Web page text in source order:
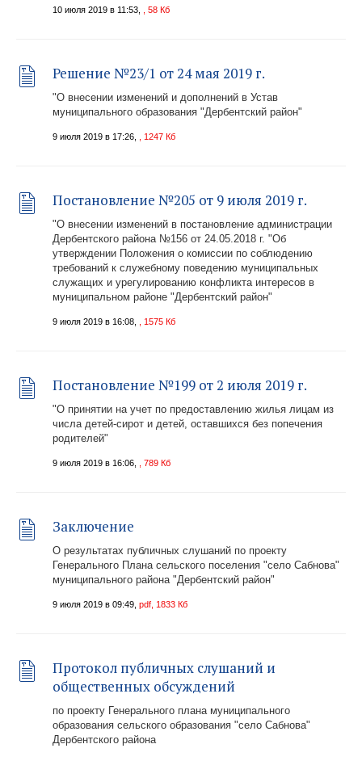
10 июля 2019 в 11:53, , 58 Кб
Решение №23/1 от 24 мая 2019 г.
"О внесении изменений и дополнений в Устав
муниципального образования "Дербентский район"
9 июля 2019 в 17:26, , 1247 Кб
Постановление №205 от 9 июля 2019 г.
"О внесении изменений в постановление администрации
Дербентского района №156 от 24.05.2018 г. "Об
утверждении Положения о комиссии по соблюдению
требований к служебному поведению муниципальных
служащих и урегулированию конфликта интересов в
муниципальном районе "Дербентский район"
9 июля 2019 в 16:08, , 1575 Кб
Постановление №199 от 2 июля 2019 г.
"О принятии на учет по предоставлению жилья лицам из
числа детей-сирот и детей, оставшихся без попечения
родителей"
9 июля 2019 в 16:06, , 789 Кб
Заключение
О результатах публичных слушаний по проекту
Генерального Плана сельского поселения "село Сабнова"
муниципального района "Дербентский район"
9 июля 2019 в 09:49, pdf, 1833 Кб
Протокол публичных слушаний и
общественных обсуждений
по проекту Генерального плана муниципального
образования сельского образования "село Сабнова"
Дербентского района